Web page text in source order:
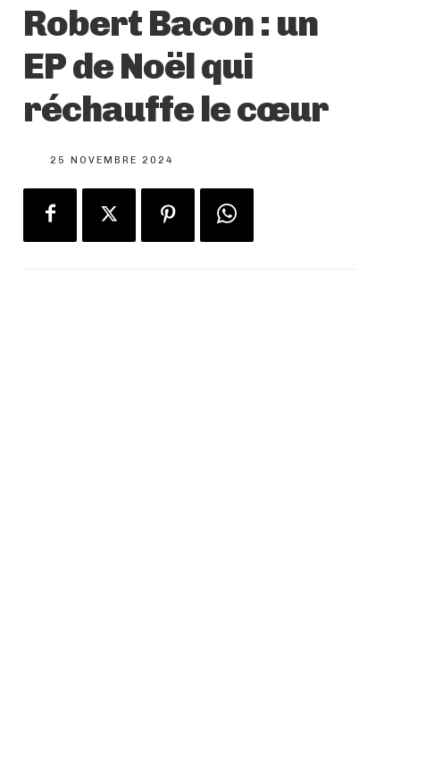
Robert Bacon : un
EP de Noël qui
réchauffe le cœur
25 NOVEMBRE 2024